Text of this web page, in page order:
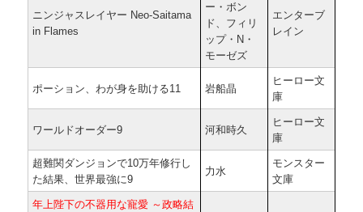
ニンジャスレイヤー Neo-Saitama
in Flames
ー・ボン
ド、フィリ
ップ・N・
モーゼズ
エンターブ
レイン
ポーション、わが身を助ける11 岩船晶
ヒーロー文
庫
ワールドオーダー9 河和時久
ヒーロー文
庫
超難関ダンジョンで10万年修行し
た結果、世界最強に9
力水
モンスター
文庫
年上陛下の不器用な寵愛 ～政略結